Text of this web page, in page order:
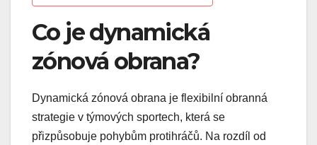
Co je dynamická
zónová obrana?
Dynamická zónová obrana je flexibilní obranná
strategie v týmových sportech, která se
přizpůsobuje pohybům protihráčů. Na rozdíl od